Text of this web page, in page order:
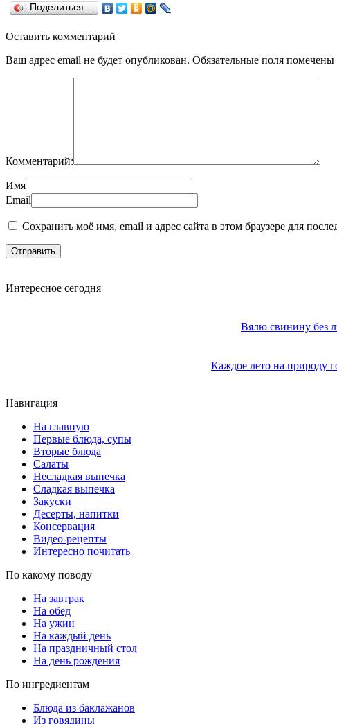
Поделиться…
Оставить комментарий
Ваш адрес email не будет опубликован. Обязательные поля помечены
Комментарий:
Имя
Email
Сохранить моё имя, email и адрес сайта в этом браузере для
Интересное сегодня
Вялю свинину без
Каждое лето на природу
Навигация
На главную
Первые блюда, супы
Вторые блюда
Салаты
Несладкая выпечка
Сладкая выпечка
Закуски
Десерты, напитки
Консервация
Видео-рецепты
Интересно почитать
По какому поводу
На завтрак
На обед
На ужин
На каждый день
На праздничный стол
На день рождения
По ингредиентам
Блюда из баклажанов
Из говядины